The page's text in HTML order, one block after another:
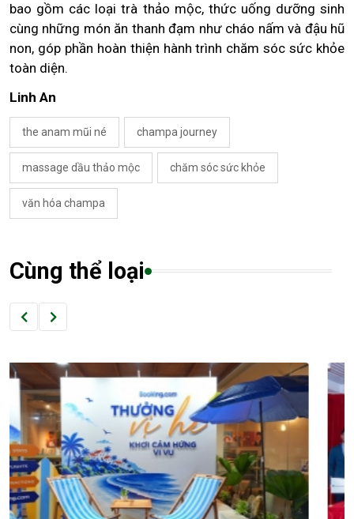
bao gồm các loại trà thảo mộc, thức uống dưỡng sinh
cùng những món ăn thanh đạm như cháo nấm và đậu hũ
non, góp phần hoàn thiện hành trình chăm sóc sức khỏe
toàn diện.
Linh An
the anam mũi né champa journey
massage dầu thảo mộc chăm sóc sức khỏe
văn hóa champa
Cùng thể loại